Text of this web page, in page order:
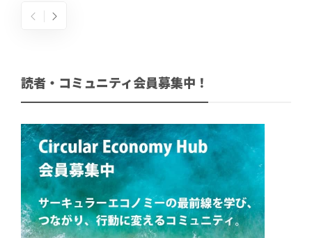
読者・コミュニティ会員募集中！